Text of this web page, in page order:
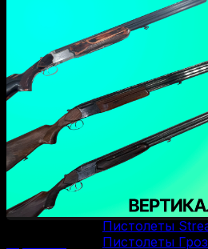
Карабины 22 LR
Карабины 223
Карабины 30-
Карабины 300
Карабины 308
Карабины 7.62/39
Карабины 7.62/
Карабины 9.3/62
ОООП и газовое
Пистолеты 10/28
Пистолеты 45
Пистолеты 9 Р.А.
Пистолеты
Пистолеты
Пистолеты